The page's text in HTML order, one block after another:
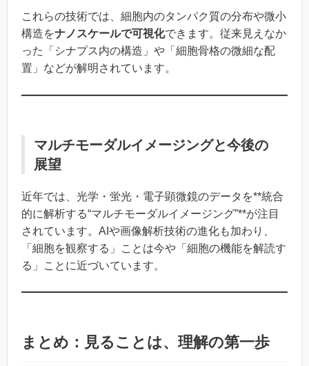
これらの技術では、細胞内のタンパク質の分布や微小
構造をナノスケールで可視化できます。従来見えなか
った「シナプス内の構造」や「細胞骨格の微細な配
置」などが解明されています。
マルチモーダルイメージングと今後の
展望
近年では、光学・蛍光・電子顕微鏡のデータを**統合
的に解析する“マルチモーダルイメージング”**が注目
されています。AIや画像解析技術の進化も加わり、
「細胞を観察する」ことは今や「細胞の機能を解読す
る」ことに近づいています。
まとめ：見ることは、理解の第一歩